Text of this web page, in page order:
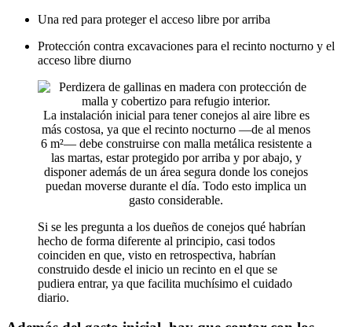
Una red para proteger el acceso libre por arriba
Protección contra excavaciones para el recinto nocturno y el
acceso libre diurno
La instalación inicial para tener conejos al aire libre es
más costosa, ya que el recinto nocturno —de al menos
6 m²— debe construirse con malla metálica resistente a
las martas, estar protegido por arriba y por abajo, y
disponer además de un área segura donde los conejos
puedan moverse durante el día. Todo esto implica un
gasto considerable.
Si se les pregunta a los dueños de conejos qué habrían
hecho de forma diferente al principio, casi todos
coinciden en que, visto en retrospectiva, habrían
construido desde el inicio un recinto en el que se
pudiera entrar, ya que facilita muchísimo el cuidado
diario.